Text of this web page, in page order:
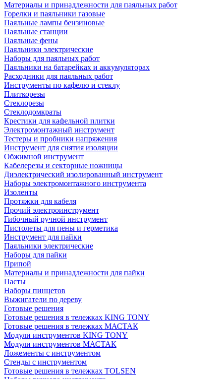
Материалы и принадлежности для паяльных работ
Горелки и паяльники газовые
Паяльные лампы бензиновые
Паяльные станции
Паяльные фены
Паяльники электрические
Наборы для паяльных работ
Паяльники на батарейках и аккумуляторах
Расходники для паяльных работ
Инструменты по кафелю и стеклу
Плиткорезы
Стеклорезы
Стеклодомкраты
Крестики для кафельной плитки
Электромонтажный инструмент
Тестеры и пробники напряжения
Инструмент для снятия изоляции
Обжимной инструмент
Кабелерезы и секторные ножницы
Диэлектрический изолированный инструмент
Наборы электромонтажного инструмента
Изоленты
Протяжки для кабеля
Прочий электроинструмент
Гибочный ручной инструмент
Пистолеты для пены и герметика
Инструмент для пайки
Паяльники электрические
Наборы для пайки
Припой
Материалы и принадлежности для пайки
Пасты
Наборы пинцетов
Выжигатели по дереву
Готовые решения
Готовые решения в тележках KING TONY
Готовые решения в тележках МАСТАК
Модули инструментов KING TONY
Модули инструментов МАСТАК
Ложементы с инструментом
Стенды с инструментом
Готовые решения в тележках TOLSEN